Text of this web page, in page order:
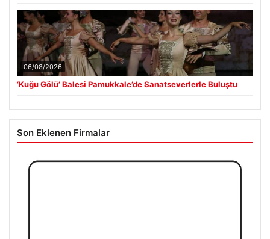
06/08/2026
‘Kuğu Gölü’ Balesi Pamukkale’de Sanatseverlerle Buluştu
Son Eklenen Firmalar